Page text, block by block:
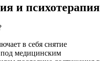
и психотерапия
в себя снятие
под медицинским